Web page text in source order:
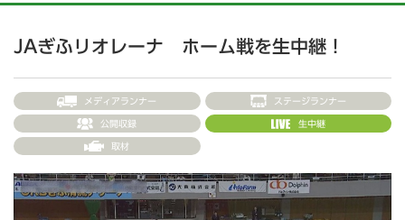
JAぎふリオレーナ ホーム戦を生中継！
メディアランナー ステージランナー
公開収録 生中継
取材